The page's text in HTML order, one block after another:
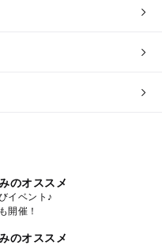
のオススメ
イベント♪
開催！
のオススメ